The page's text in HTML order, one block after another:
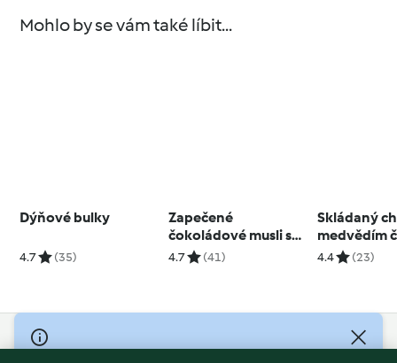
Mohlo by se vám také líbit...
Dýňové bulky
4.7 (35)
Zapečené
čokoládové musli s
brusinkami
4.7 (41)
Skládaný
medvědím
4.4 (23)
© Copyright 2026